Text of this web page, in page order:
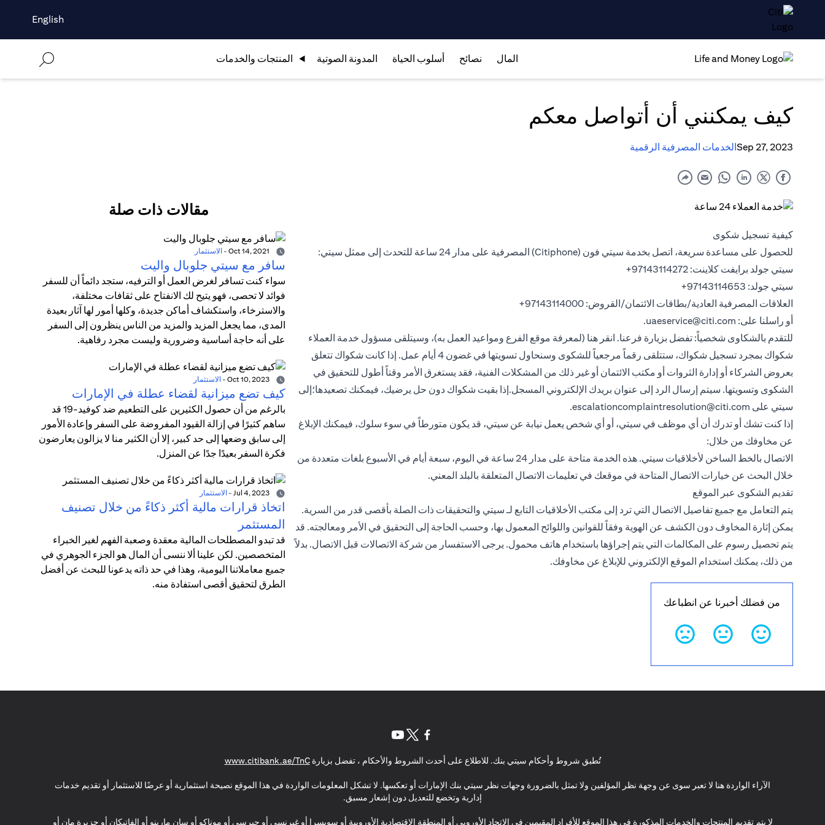
English
المال نصائح أسلوب الحياة المدونة الصوتية المنتجات والخدمات
كيف يمكنني أن أتواصل معكم
Sep 27, 2023الخدمات المصرفية الرقمية
كيفية تسجيل شكوى
للحصول على مساعدة سريعة، اتصل بخدمة سيتي فون (Citiphone) المصرفية على مدار 24 ساعة للتحدث إلى ممثل سيتي:
سيتي جولد برايفت كلاينت: ‎+97143114272
سيتي جولد: ‎+97143114653
العلاقات المصرفية العادية/بطاقات الائتمان/القروض: ‎+97143114000
أو راسلنا على: uaeservice@citi.com.
للتقدم بالشكاوى شخصياً: تفضل بزيارة فرعنا. انقر هنا (لمعرفة موقع الفرع ومواعيد العمل به)، وسيتلقى مسؤول خدمة العملاء
شكواك بمجرد تسجيل شكواك، ستتلقى رقماً مرجعياً للشكوى وسنحاول تسويتها في غضون 4 أيام عمل. إذا كانت شكواك تتعلق
بعروض الشركاء أو إدارة الثروات أو مكتب الائتمان أو غير ذلك من المشكلات الفنية، فقد يستغرق الأمر وقتاً أطول للتحقيق في
الشكوى وتسويتها. سيتم إرسال الرد إلى عنوان بريدك الإلكتروني المسجل.إذا بقيت شكواك دون حل يرضيك، فيمكنك تصعيدها؛إلى
سيتي على escalationcomplaintresolution@citi.com.
إذا كنت تشك أو تدرك أن أي موظف في سيتي، أو أي شخص يعمل نيابة عن سيتي، قد يكون متورطاً في سوء سلوك، فيمكنك الإبلاغ
عن مخاوفك من خلال:
الاتصال بالخط الساخن لأخلاقيات سيتي. هذه الخدمة متاحة على مدار 24 ساعة في اليوم، سبعة أيام في الأسبوع بلغات متعددة من
خلال البحث عن خيارات الاتصال المتاحة في موقعك في تعليمات الاتصال المتعلقة بالبلد المعني.
تقديم الشكوى عبر الموقع
يتم التعامل مع جميع تفاصيل الاتصال التي ترد إلى مكتب الأخلاقيات التابع لـ سيتي والتحقيقات ذات الصلة بأقصى قدر من السرية.
يمكن إثارة المخاوف دون الكشف عن الهوية وفقاً للقوانين واللوائح المعمول بها، وحسب الحاجة إلى التحقيق في الأمر ومعالجته. قد
يتم تحصيل رسوم على المكالمات التي يتم إجراؤها باستخدام هاتف محمول. يرجى الاستفسار من شركة الاتصالات قبل الاتصال. بدلاً
من ذلك، يمكنك استخدام الموقع الإلكتروني للإبلاغ عن مخاوفك.
من فضلك أخبرنا عن انطباعك
مقالات ذات صلة
- الاستثمار
سافر مع سيتي جلوبال واليت
سواء كنت تسافر لغرض العمل أو الترفيه، ستجد دائماً أن للسفر
فوائد لا تحصى، فهو يتيح لك الانفتاح على ثقافات مختلفة،
والاسترخاء، واستكشاف أماكن جديدة، وكلها أمور لها آثار بعيدة
المدى، مما يجعل المزيد والمزيد من الناس ينظرون إلى السفر
على أنه حاجة أساسية وضرورية وليست مجرد رفاهية.
- الاستثمار
كيف تضع ميزانية لقضاء عطلة في الإمارات
بالرغم من أن حصول الكثيرين على التطعيم ضد كوفيد-19 قد
ساهم كثيرًا في إزالة القيود المفروضة على السفر وإعادة الأمور
إلى سابق وضعها إلى حد كبير، إلا أن الكثير منا لا يزالون يعارضون
فكرة السفر بعيدًا جدًا عن المنزل.
- الاستثمار
اتخاذ قرارات مالية أكثر ذكاءً من خلال تصنيف
المستثمر
قد تبدو المصطلحات المالية معقدة وصعبة الفهم لغير الخبراء
المتخصصين. لكن علينا ألا ننسى أن المال هو الجزء الجوهري في
جميع معاملاتنا اليومية، وهذا في حد ذاته يدعونا للبحث عن أفضل
الطرق لتحقيق أقصى استفادة منه.
تُطبق شروط وأحكام سيتي بنك. للاطلاع على أحدث الشروط والأحكام ، تفضل بزيارةwww.citibank.ae/TnC
(opens in a new tab)
الآراء الواردة هنا لا تعبر سوى عن وجهة نظر المؤلفين ولا تمثل بالضرورة وجهات نظر سيتي بنك الإمارات أو تعكسها. لا تشكل المعلومات الواردة في هذا الموقع نصيحة استثمارية أو عرضًا للاستثمار أو تقديم خدمات
إدارية وتخضع للتعديل دون إشعار مسبق.
لا يتم تقديم المنتجات والخدمات المذكورة في هذا الموقع للأفراد المقيمين في الاتحاد الأوروبي أو المنطقة الاقتصادية الأوروبية أو سويسرا أو غيرنسي أو جيرسي أو موناكو أو سان مارينو أو الفاتيكان أو جزيرة مان أو